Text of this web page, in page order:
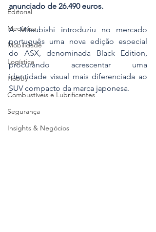
Editorial
Mecânica
Mobilidade
Logística
Hobby
Combustíveis e Lubrificantes
Segurança
Insights & Negócios
anunciado de 26.490 euros.
A Mitsubishi introduziu no mercado
português uma nova edição especial
do ASX, denominada Black Edition,
procurando acrescentar uma
identidade visual mais diferenciada ao
SUV compacto da marca japonesa.